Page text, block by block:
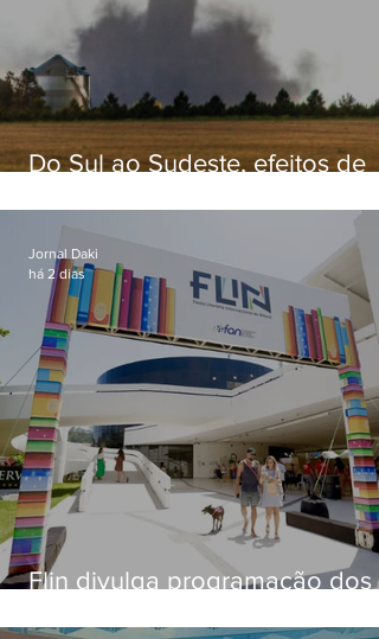
Do Sul ao Sudeste, efeitos de
apreensão na população
Flin divulga programação dos
Jornal Daki
há 2 dias